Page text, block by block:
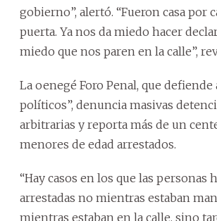
gobierno”, alertó. “Fueron casa por
puerta. Ya nos da miedo hacer
miedo que nos paren en la calle”,
La oenegé Foro Penal, que defiende
políticos”, denuncia masivas
arbitrarias y reporta más de un
menores de edad arrestados.
“Hay casos en los que las personas
arrestadas no mientras estaban
mientras estaban en la calle, sino